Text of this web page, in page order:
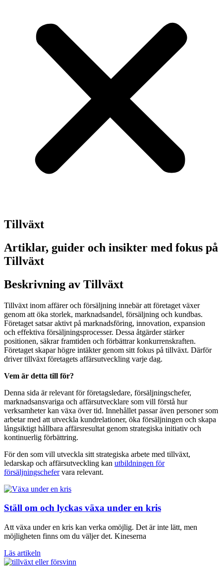
Tillväxt
Artiklar, guider och insikter med fokus på
Tillväxt
Beskrivning av Tillväxt
Tillväxt inom affärer och försäljning innebär att företaget växer
genom att öka storlek, marknadsandel, försäljning och kundbas.
Företaget satsar aktivt på marknadsföring, innovation, expansion
och effektiva försäljningsprocesser. Dessa åtgärder stärker
positionen, säkrar framtiden och förbättrar konkurrenskraften.
Företaget skapar högre intäkter genom sitt fokus på tillväxt. Därför
driver tillväxt företagets affärsutveckling varje dag.
Vem är detta till för?
Denna sida är relevant för företagsledare, försäljningschefer,
marknadsansvariga och affärsutvecklare som vill förstå hur
verksamheter kan växa över tid. Innehållet passar även personer som
arbetar med att utveckla kundrelationer, öka försäljningen och skapa
långsiktigt hållbara affärsresultat genom strategiska initiativ och
kontinuerlig förbättring.
För den som vill utveckla sitt strategiska arbete med tillväxt,
ledarskap och affärsutveckling kan utbildningen för
försäljningschefervara relevant.
Ställ om och lyckas växa under en kris
Att växa under en kris kan verka omöjlig. Det är inte lätt, men
möjligheten finns om du väljer det. Kineserna
Läs artikeln